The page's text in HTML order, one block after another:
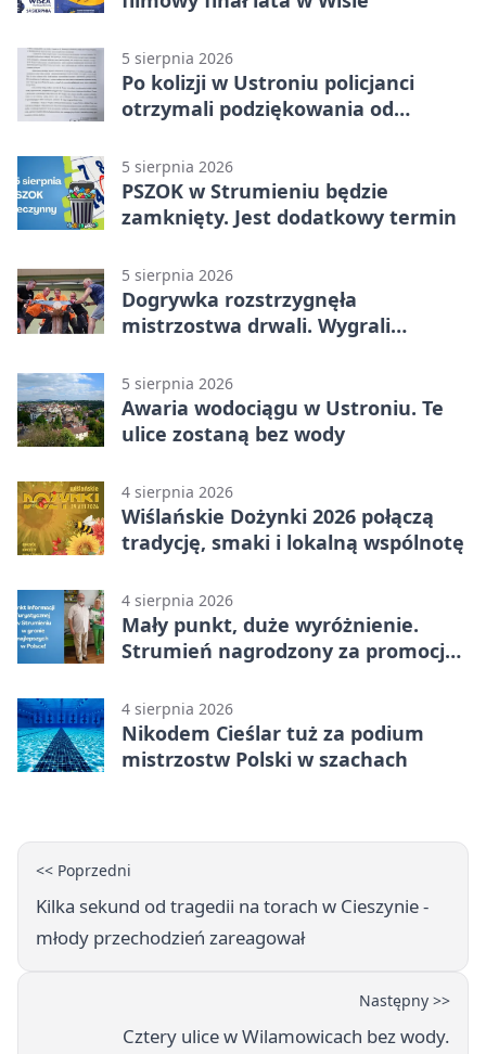
5 sierpnia 2026
Po kolizji w Ustroniu policjanci
otrzymali podziękowania od
5 sierpnia 2026
PSZOK w Strumieniu będzie
zamknięty. Jest dodatkowy termin
5 sierpnia 2026
Dogrywka rozstrzygnęła
mistrzostwa drwali. Wygrali
5 sierpnia 2026
Awaria wodociągu w Ustroniu. Te
ulice zostaną bez wody
4 sierpnia 2026
Wiślańskie Dożynki 2026 połączą
tradycję, smaki i lokalną wspólnotę
4 sierpnia 2026
Mały punkt, duże wyróżnienie.
Strumień nagrodzony za promocję
4 sierpnia 2026
Nikodem Cieślar tuż za podium
mistrzostw Polski w szachach
<< Poprzedni
Kilka sekund od tragedii na torach w Cieszynie -
młody przechodzień zareagował
Następny >>
Cztery ulice w Wilamowicach bez wody.